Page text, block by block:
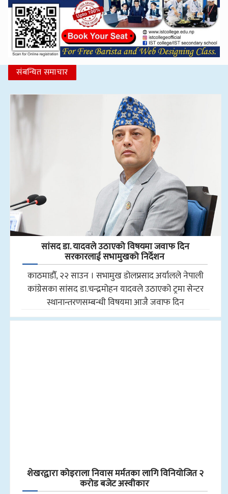
संबन्धित समाचार
सांसद डा‍‍. यादवले उठाएको विषयमा जवाफ दिन
सरकारलाई सभामुखको निर्देशन
काठमाडौँ, २२ साउन । सभामुख डोलप्रसाद अर्यालले नेपाली
कांग्रेसका सांसद डा.चन्द्रमोहन यादवले उठाएको ट्रमा सेन्टर
स्थानान्तरणसम्बन्धी विषयमा आजै जवाफ दिन
शेखरद्वारा कोइराला निवास मर्मतका लागि विनियोजित २
करोड बजेट अस्वीकार